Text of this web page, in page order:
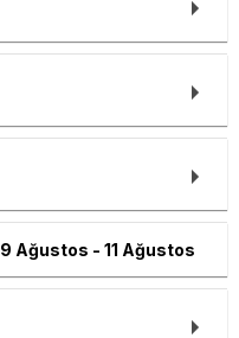
9 Ağustos - 11 Ağustos